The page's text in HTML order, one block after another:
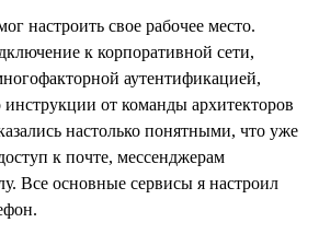
настроить свое рабочее место.
к корпоративной сети,
аутентификацией,
от команды архитекторов
настолько понятными, что уже
к почте, мессенджерам
Все основные сервисы я настроил